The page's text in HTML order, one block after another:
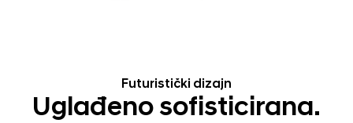
Futuristički dizajn
Uglađeno sofisticirana.